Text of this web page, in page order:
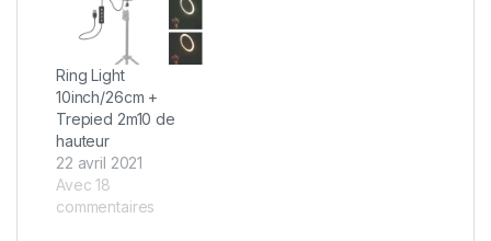
Ring Light
10inch/26cm +
Trepied 2m10 de
hauteur
22 avril 2021
Avec 18
commentaires